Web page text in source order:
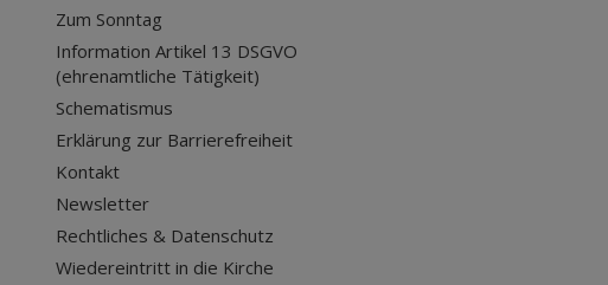
Zum Sonntag
Information Artikel 13 DSGVO
(ehrenamtliche Tätigkeit)
Schematismus
Erklärung zur Barrierefreiheit
Kontakt
Newsletter
Rechtliches & Datenschutz
Wiedereintritt in die Kirche